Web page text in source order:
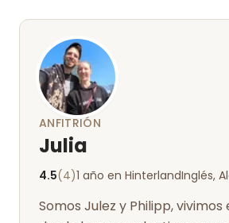
Seguro que volveremos.
Un saludo cariñoso, Carolin y Götz
Me encantaría volver :)
ANFITRIÓN
Julia
4.5(4)1 año en HinterlandInglés,
Somos Julez y Philipp,